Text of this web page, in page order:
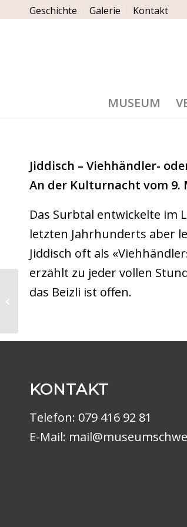
Geschichte Galerie Kontakt
MUSEUM
Jiddisch – Viehhändler-
An der Kulturnacht vom 9.
Das Surbtal entwickelte im
letzten Jahrhunderts aber
Jiddisch oft als
erzählt zu jeder vollen
das Beizli ist offen.
KONTAKT
Telefon: 079 416 92 81
E-Mail:
25 Jahre